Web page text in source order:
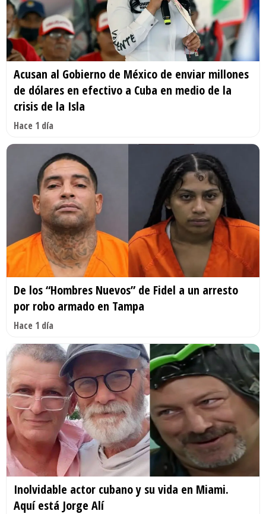
Acusan al Gobierno de México de enviar millones
de dólares en efectivo a Cuba en medio de la
crisis de la Isla
Hace 1 día
De los “Hombres Nuevos” de Fidel a un arresto
por robo armado en Tampa
Hace 1 día
Inolvidable actor cubano y su vida en Miami.
Aquí está Jorge Alí